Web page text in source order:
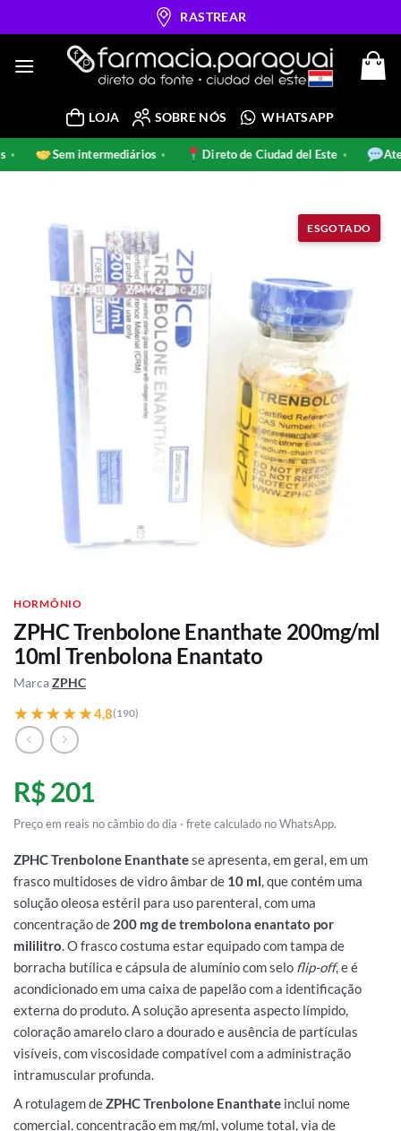
to
RASTREAR
LOJA SOBRE NÓS WHATSAPP
Sem intermediários Direto de Ciudad del Este
HORMÔNIO
ZPHC Trenbolone Enanthate 200mg/ml
10ml Trenbolona Enantato
MarcaZPHC
★★★★★
★★★★★4,8(190)
R$ 201
Preço em reais no câmbio do dia · frete calculado no WhatsApp.
ZPHC Trenbolone Enanthatese apresenta, em geral, em um
frasco multidoses de vidro âmbar de 10 ml, que contém uma
solução oleosa estéril para uso parenteral, com uma
concentração de 200 mg de trembolona enantato por
mililitro. O frasco costuma estar equipado com tampa de
borracha butílica e cápsula de alumínio com selo flip-off, e é
acondicionado em uma caixa de papelão com a identificação
externa do produto. A solução apresenta aspecto límpido,
coloração amarelo claro a dourado e ausência de partículas
visíveis, com viscosidade compatível com a administração
intramuscular profunda.
A rotulagem deZPHC Trenbolone Enanthate inclui nome
comercial, concentração em mg/ml, volume total, via de